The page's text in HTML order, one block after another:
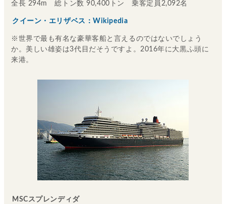
全長 294m 総トン数 90,400トン 乗客定員2,092名
クイーン・エリザベス：Wikipedia
※世界で最も有名な豪華客船と言えるのではないでしょう
か。美しい雄姿は3代目だそうですよ。2016年に大黒ふ頭に
来港。
MSCスプレンディダ